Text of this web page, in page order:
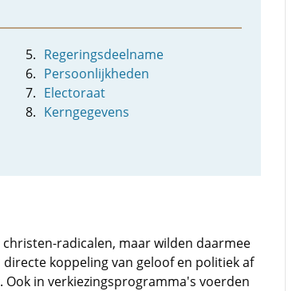
Regeringsdeelname
Persoonlijkheden
Electoraat
Kerngegevens
radicalen, maar wilden daarmee
koppeling van geloof en politiek af
in verkiezingsprogramma's voerden